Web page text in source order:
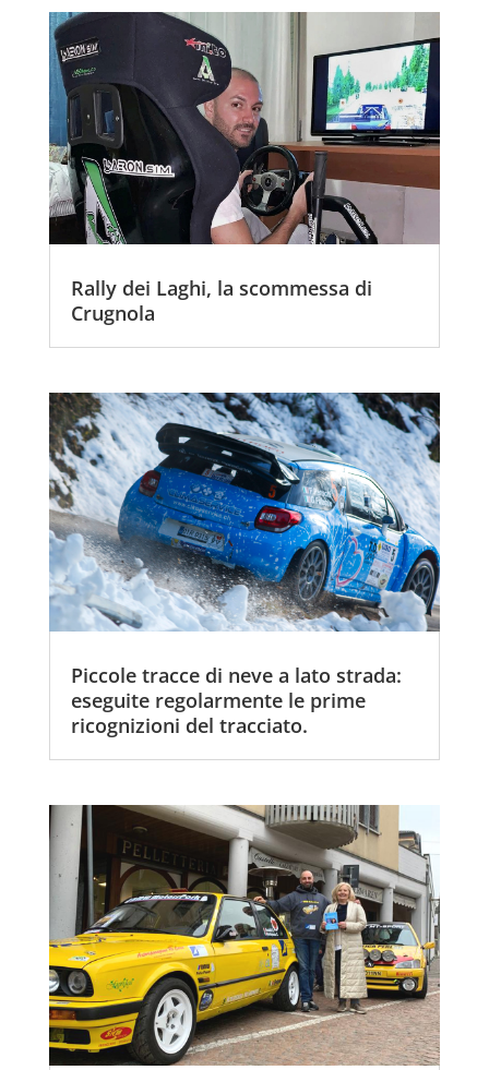
Rally dei Laghi, la scommessa di
Crugnola
Piccole tracce di neve a lato strada:
eseguite regolarmente le prime
ricognizioni del tracciato.